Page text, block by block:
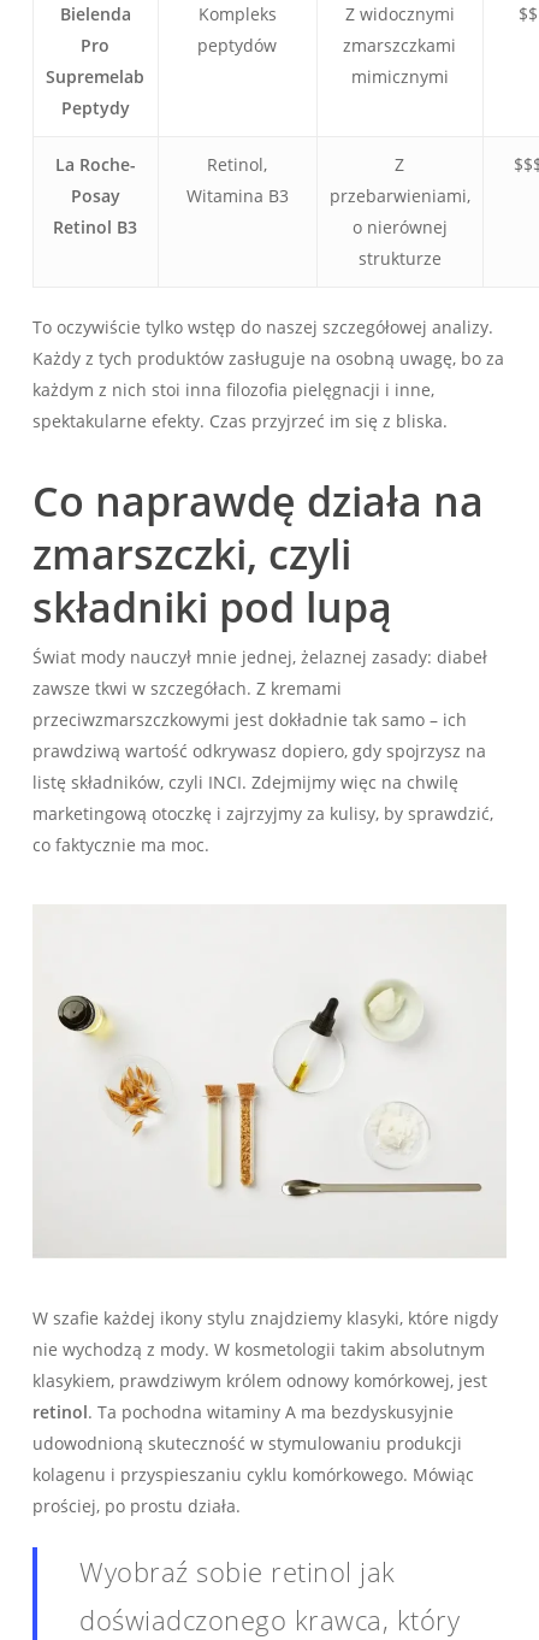
Bielenda
Pro
Supremelab
Peptydy
Kompleks
peptydów
Z widocznymi
zmarszczkami
mimicznymi
$$
La Roche-
Posay
Retinol B3
Retinol,
Witamina B3
Z
przebarwieniami,
o nierównej
strukturze
To oczywiście tylko wstęp do naszej szczegółowej analizy.
Każdy z tych produktów zasługuje na osobną uwagę, bo za
każdym z nich stoi inna filozofia pielęgnacji i inne,
spektakularne efekty. Czas przyjrzeć im się z bliska.
Co naprawdę działa na
zmarszczki, czyli
składniki pod lupą
Świat mody nauczył mnie jednej, żelaznej zasady: diabeł
zawsze tkwi w szczegółach. Z kremami
przeciwzmarszczkowymi jest dokładnie tak samo – ich
prawdziwą wartość odkrywasz dopiero, gdy spojrzysz na
listę składników, czyli INCI. Zdejmijmy więc na chwilę
marketingową otoczkę i zajrzyjmy za kulisy, by sprawdzić,
co faktycznie ma moc.
W szafie każdej ikony stylu znajdziemy klasyki, które nigdy
nie wychodzą z mody. W kosmetologii takim absolutnym
klasykiem, prawdziwym królem odnowy komórkowej, jest
retinol. Ta pochodna witaminy A ma bezdyskusyjnie
udowodnioną skuteczność w stymulowaniu produkcji
kolagenu i przyspieszaniu cyklu komórkowego. Mówiąc
prościej, po prostu działa.
Wyobraź sobie retinol jak
doświadczonego krawca, który